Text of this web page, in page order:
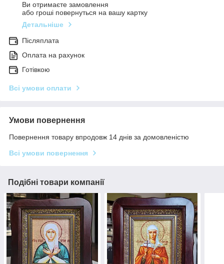
Ви отримаєте замовлення
або гроші повернуться на вашу картку
Детальніше
Післяплата
Оплата на рахунок
Готівкою
Всі умови оплати
Умови повернення
Повернення товару впродовж 14 днів за домовленістю
Всі умови повернення
Подібні товари компанії